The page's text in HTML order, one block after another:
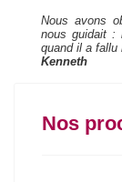
Nous avons
nous guidait :
quand il a fallu
Kenneth
Nos